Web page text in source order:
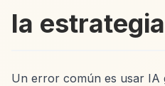
la
Un error común es usar IA